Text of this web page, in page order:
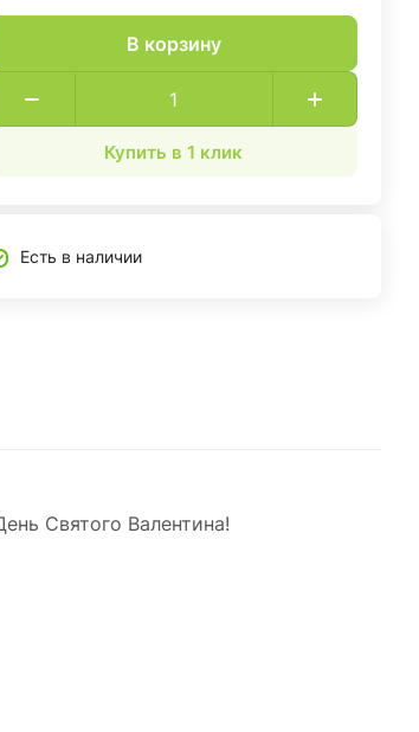
В корзину
Купить в 1 клик
Есть в наличии
Святого Валентина!